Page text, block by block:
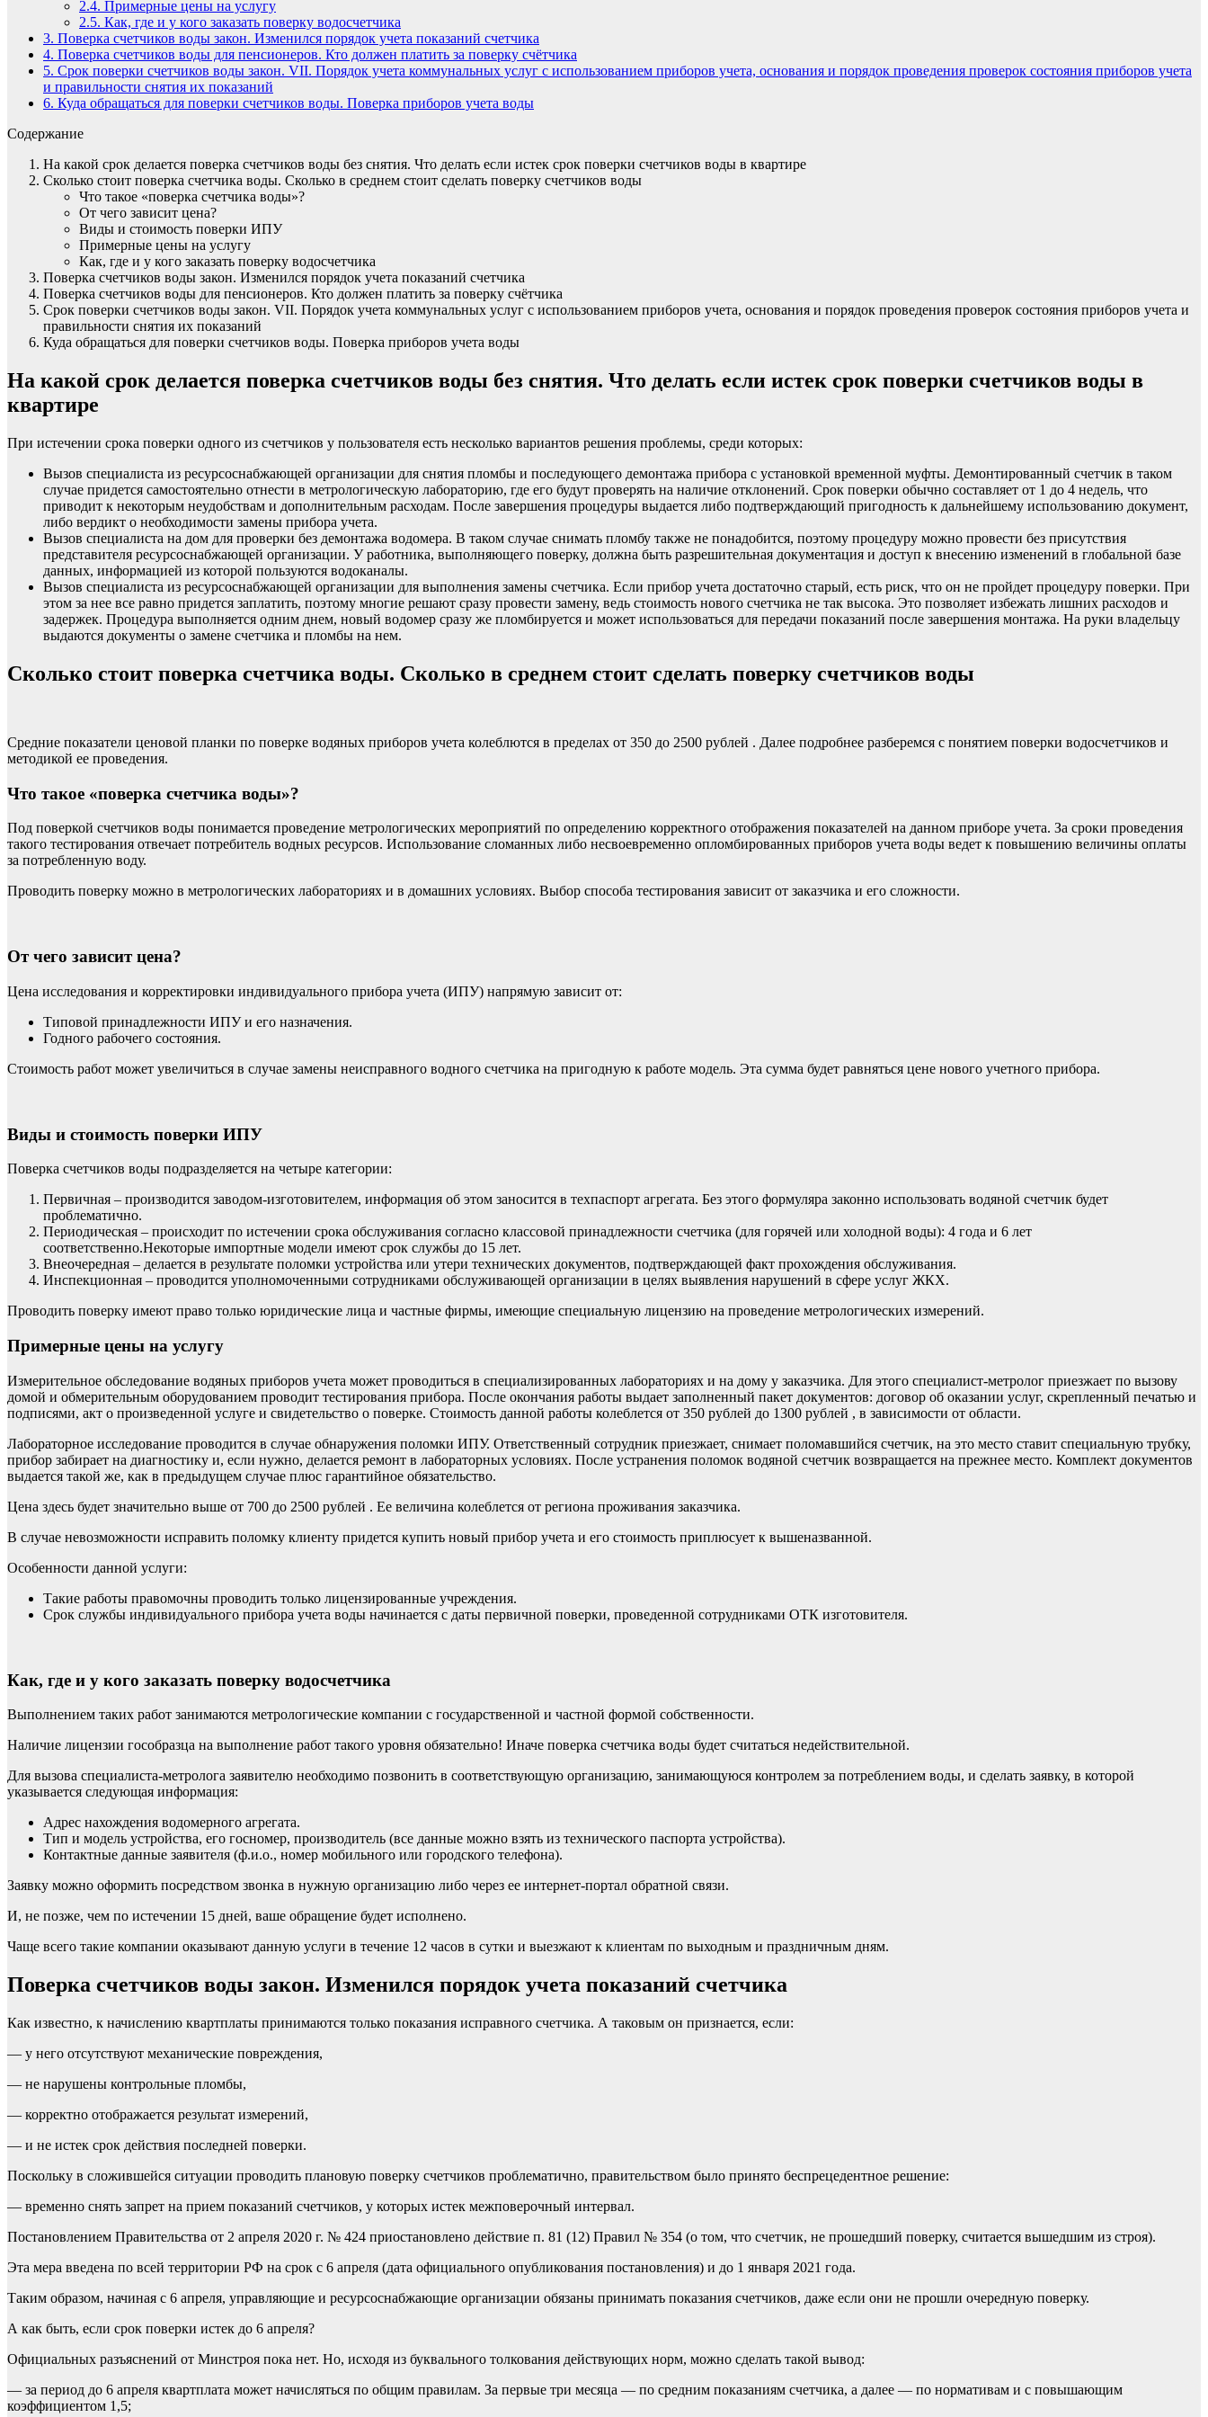
2.4. Примерные цены на услугу
2.5. Как, где и у кого заказать поверку водосчетчика
3. Поверка счетчиков воды закон. Изменился порядок учета показаний счетчика
4. Поверка счетчиков воды для пенсионеров. Кто должен платить за поверку счётчика
5. Срок поверки счетчиков воды закон. VII. Порядок учета коммунальных услуг с использованием приборов учета, основания и порядок проведения проверок состояния приборов учета
и правильности снятия их показаний
6. Куда обращаться для поверки счетчиков воды. Поверка приборов учета воды
Содержание
На какой срок делается поверка счетчиков воды без снятия. Что делать если истек срок поверки счетчиков воды в квартире
Сколько стоит поверка счетчика воды. Сколько в среднем стоит сделать поверку счетчиков воды
Что такое «поверка счетчика воды»?
От чего зависит цена?
Виды и стоимость поверки ИПУ
Примерные цены на услугу
Как, где и у кого заказать поверку водосчетчика
Поверка счетчиков воды закон. Изменился порядок учета показаний счетчика
Поверка счетчиков воды для пенсионеров. Кто должен платить за поверку счётчика
Срок поверки счетчиков воды закон. VII. Порядок учета коммунальных услуг с использованием приборов учета, основания и порядок проведения проверок состояния приборов учета и
правильности снятия их показаний
Куда обращаться для поверки счетчиков воды. Поверка приборов учета воды
На какой срок делается поверка счетчиков воды без снятия. Что делать если истек срок поверки счетчиков воды в
квартире
При истечении срока поверки одного из счетчиков у пользователя есть несколько вариантов решения проблемы, среди которых:
Вызов специалиста из ресурсоснабжающей организации для снятия пломбы и последующего демонтажа прибора с установкой временной муфты. Демонтированный счетчик в таком
случае придется самостоятельно отнести в метрологическую лабораторию, где его будут проверять на наличие отклонений. Срок поверки обычно составляет от 1 до 4 недель, что
приводит к некоторым неудобствам и дополнительным расходам. После завершения процедуры выдается либо подтверждающий пригодность к дальнейшему использованию документ,
либо вердикт о необходимости замены прибора учета.
Вызов специалиста на дом для проверки без демонтажа водомера. В таком случае снимать пломбу также не понадобится, поэтому процедуру можно провести без присутствия
представителя ресурсоснабжающей организации. У работника, выполняющего поверку, должна быть разрешительная документация и доступ к внесению изменений в глобальной базе
данных, информацией из которой пользуются водоканалы.
Вызов специалиста из ресурсоснабжающей организации для выполнения замены счетчика. Если прибор учета достаточно старый, есть риск, что он не пройдет процедуру поверки. При
этом за нее все равно придется заплатить, поэтому многие решают сразу провести замену, ведь стоимость нового счетчика не так высока. Это позволяет избежать лишних расходов и
задержек. Процедура выполняется одним днем, новый водомер сразу же пломбируется и может использоваться для передачи показаний после завершения монтажа. На руки владельцу
выдаются документы о замене счетчика и пломбы на нем.
Сколько стоит поверка счетчика воды. Сколько в среднем стоит сделать поверку счетчиков воды
Средние показатели ценовой планки по поверке водяных приборов учета колеблются в пределах от 350 до 2500 рублей . Далее подробнее разберемся с понятием поверки водосчетчиков и
методикой ее проведения.
Что такое «поверка счетчика воды»?
Под поверкой счетчиков воды понимается проведение метрологических мероприятий по определению корректного отображения показателей на данном приборе учета. За сроки проведения
такого тестирования отвечает потребитель водных ресурсов. Использование сломанных либо несвоевременно опломбированных приборов учета воды ведет к повышению величины оплаты
за потребленную воду.
Проводить поверку можно в метрологических лабораториях и в домашних условиях. Выбор способа тестирования зависит от заказчика и его сложности.
От чего зависит цена?
Цена исследования и корректировки индивидуального прибора учета (ИПУ) напрямую зависит от:
Типовой принадлежности ИПУ и его назначения.
Годного рабочего состояния.
Стоимость работ может увеличиться в случае замены неисправного водного счетчика на пригодную к работе модель. Эта сумма будет равняться цене нового учетного прибора.
Виды и стоимость поверки ИПУ
Поверка счетчиков воды подразделяется на четыре категории:
Первичная – производится заводом-изготовителем, информация об этом заносится в техпаспорт агрегата. Без этого формуляра законно использовать водяной счетчик будет
проблематично.
Периодическая – происходит по истечении срока обслуживания согласно классовой принадлежности счетчика (для горячей или холодной воды): 4 года и 6 лет
соответственно.Некоторые импортные модели имеют срок службы до 15 лет.
Внеочередная – делается в результате поломки устройства или утери технических документов, подтверждающей факт прохождения обслуживания.
Инспекционная – проводится уполномоченными сотрудниками обслуживающей организации в целях выявления нарушений в сфере услуг ЖКХ.
Проводить поверку имеют право только юридические лица и частные фирмы, имеющие специальную лицензию на проведение метрологических измерений.
Примерные цены на услугу
Измерительное обследование водяных приборов учета может проводиться в специализированных лабораториях и на дому у заказчика. Для этого специалист-метролог приезжает по вызову
домой и обмерительным оборудованием проводит тестирования прибора. После окончания работы выдает заполненный пакет документов: договор об оказании услуг, скрепленный печатью и
подписями, акт о произведенной услуге и свидетельство о поверке. Стоимость данной работы колеблется от 350 рублей до 1300 рублей , в зависимости от области.
Лабораторное исследование проводится в случае обнаружения поломки ИПУ. Ответственный сотрудник приезжает, снимает поломавшийся счетчик, на это место ставит специальную трубку,
прибор забирает на диагностику и, если нужно, делается ремонт в лабораторных условиях. После устранения поломок водяной счетчик возвращается на прежнее место. Комплект документов
выдается такой же, как в предыдущем случае плюс гарантийное обязательство.
Цена здесь будет значительно выше от 700 до 2500 рублей . Ее величина колеблется от региона проживания заказчика.
В случае невозможности исправить поломку клиенту придется купить новый прибор учета и его стоимость приплюсует к вышеназванной.
Особенности данной услуги:
Такие работы правомочны проводить только лицензированные учреждения.
Срок службы индивидуального прибора учета воды начинается с даты первичной поверки, проведенной сотрудниками ОТК изготовителя.
Как, где и у кого заказать поверку водосчетчика
Выполнением таких работ занимаются метрологические компании с государственной и частной формой собственности.
Наличие лицензии гособразца на выполнение работ такого уровня обязательно! Иначе поверка счетчика воды будет считаться недействительной.
Для вызова специалиста-метролога заявителю необходимо позвонить в соответствующую организацию, занимающуюся контролем за потреблением воды, и сделать заявку, в которой
указывается следующая информация:
Адрес нахождения водомерного агрегата.
Тип и модель устройства, его госномер, производитель (все данные можно взять из технического паспорта устройства).
Контактные данные заявителя (ф.и.о., номер мобильного или городского телефона).
Заявку можно оформить посредством звонка в нужную организацию либо через ее интернет-портал обратной связи.
И, не позже, чем по истечении 15 дней, ваше обращение будет исполнено.
Чаще всего такие компании оказывают данную услуги в течение 12 часов в сутки и выезжают к клиентам по выходным и праздничным дням.
Поверка счетчиков воды закон. Изменился порядок учета показаний счетчика
Как известно, к начислению квартплаты принимаются только показания исправного счетчика. А таковым он признается, если:
— у него отсутствуют механические повреждения,
— не нарушены контрольные пломбы,
— корректно отображается результат измерений,
— и не истек срок действия последней поверки.
Поскольку в сложившейся ситуации проводить плановую поверку счетчиков проблематично, правительством было принято беспрецедентное решение:
— временно снять запрет на прием показаний счетчиков, у которых истек межповерочный интервал.
Постановлением Правительства от 2 апреля 2020 г. № 424 приостановлено действие п. 81 (12) Правил № 354 (о том, что счетчик, не прошедший поверку, считается вышедшим из строя).
Эта мера введена по всей территории РФ на срок с 6 апреля (дата официального опубликования постановления) и до 1 января 2021 года.
Таким образом, начиная с 6 апреля, управляющие и ресурсоснабжающие организации обязаны принимать показания счетчиков, даже если они не прошли очередную поверку.
А как быть, если срок поверки истек до 6 апреля?
Официальных разъяснений от Минстроя пока нет. Но, исходя из буквального толкования действующих норм, можно сделать такой вывод:
— за период до 6 апреля квартплата может начисляться по общим правилам. За первые три месяца — по средним показаниям счетчика, а далее — по нормативам и с повышающим
коэффициентом 1,5;